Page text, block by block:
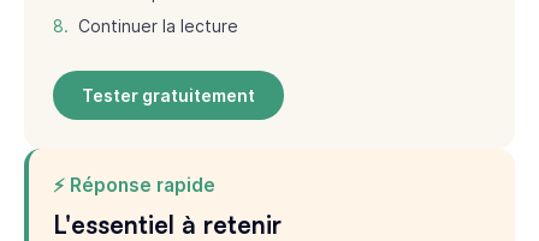
Continuer la lecture
Tester gratuitement
⚡ Réponse rapide
L'essentiel à retenir